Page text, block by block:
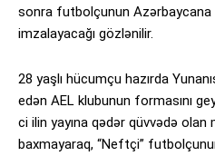
sonra futbolçunun Azərbaycana
imzalayacağı gözlənilir.
28 yaşlı hücumçu hazırda
edən AEL klubunun formasını
ci ilin yayına qədər qüvvədə olan
baxmayaraq, “Neftçi”